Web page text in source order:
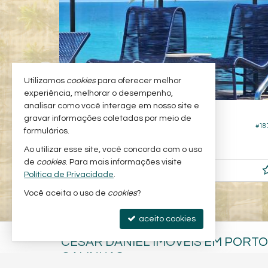
#188
IPOJUCA - PORTO DE GALINHAS
1 1 1 30, 00
R$ 449.000,
CESAR DANIEL IMÓVEIS EM
GALINHAS
Utilizamos cookiespara oferecer melhor
experiência, melhorar o desempenho,
analisar como você interage em nosso site e
gravar informações coletadas por meio de
formulários.
Ao utilizar esse site, você concorda com o uso
de cookies. Para mais informações visite
Política de Privacidade.
Você aceita o uso de cookies?
aceito cookies